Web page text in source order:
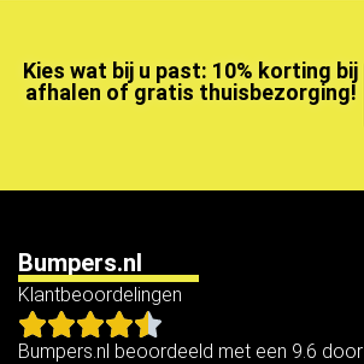
Kies wat bij u past: 10% korting bij
afhalen of gratis thuisbezorging!
Bumpers.nl
Klantbeoordelingen
Bumpers.nl beoordeeld met een 9.6